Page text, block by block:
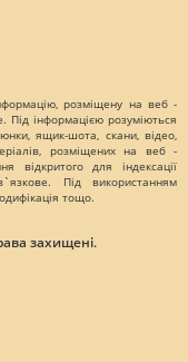
розміщену на веб -
Під інформацією розуміються
ящик-шота, скани, відео,
розміщених на веб -
відкритого для індексації
Під використанням
тощо.
захищені.